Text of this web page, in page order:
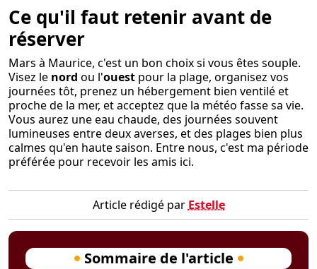
Ce qu'il faut retenir avant de
réserver
Mars à Maurice, c'est un bon choix si vous êtes souple.
Visez le nord ou l'ouest pour la plage, organisez vos
journées tôt, prenez un hébergement bien ventilé et
proche de la mer, et acceptez que la météo fasse sa vie.
Vous aurez une eau chaude, des journées souvent
lumineuses entre deux averses, et des plages bien plus
calmes qu'en haute saison. Entre nous, c'est ma période
préférée pour recevoir les amis ici.
Article rédigé par Estelle
Sommaire de l'article